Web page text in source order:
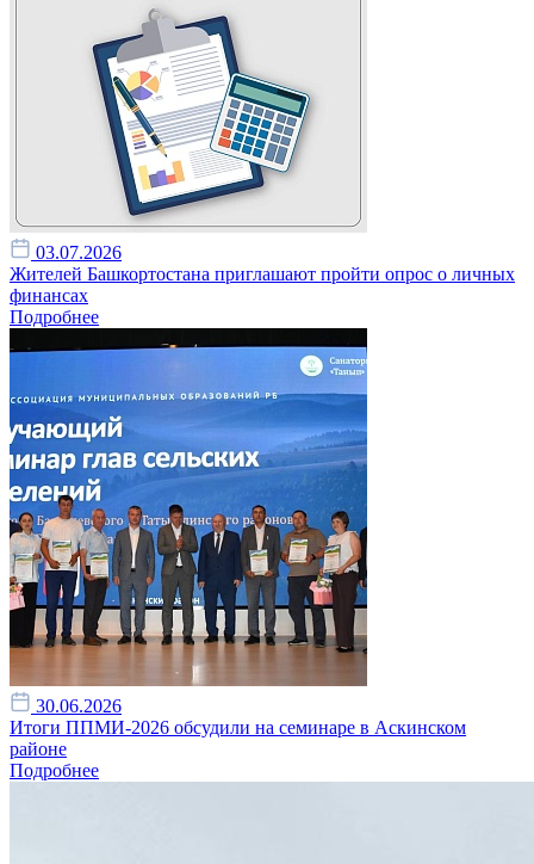
03.07.2026
Жителей Башкортостана приглашают пройти опрос о личных
финансах
Подробнее
30.06.2026
Итоги ППМИ-2026 обсудили на семинаре в Аскинском
районе
Подробнее